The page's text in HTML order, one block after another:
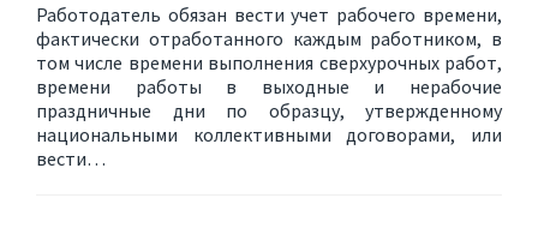
Работодатель обязан вести учет рабочего времени,
фактически отработанного каждым работником, в
том числе времени выполнения сверхурочных работ,
времени работы в выходные и нерабочие
праздничные дни по образцу, утвержденному
национальными коллективными договорами, или
вести…